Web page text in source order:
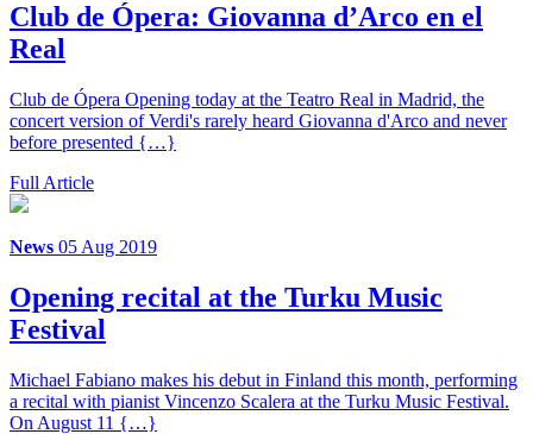
Club de Ópera: Giovanna d’Arco en el
Real
Club de Ópera Opening today at the Teatro Real in Madrid, the
concert version of Verdi's rarely heard Giovanna d'Arco and never
before presented {…}
Full Article
News 05 Aug 2019
Opening recital at the Turku Music
Festival
Michael Fabiano makes his debut in Finland this month, performing
a recital with pianist Vincenzo Scalera at the Turku Music Festival.
On August 11 {…}